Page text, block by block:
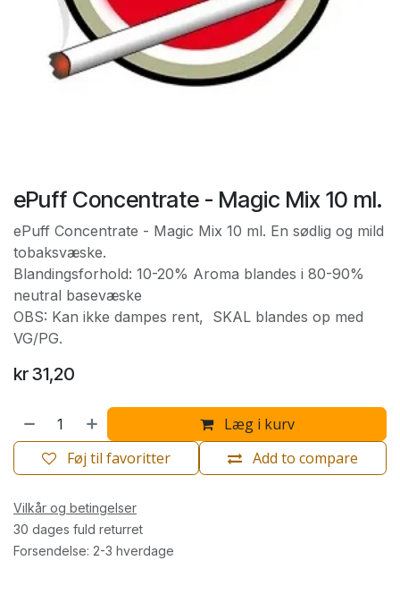
ePuff Concentrate - Magic Mix 10 ml.
ePuff Concentrate - Magic Mix 10 ml. En sødlig og mild
tobaksvæske.
Blandingsforhold: 10-20% Aroma blandes i 80-90%
neutral basevæske
OBS: Kan ikke dampes rent, SKAL blandes op med
VG/PG.
kr31,20
Læg i kurv
Add to compare
Føj til favoritter
Vilkår og betingelser
30 dages fuld returret
Forsendelse: 2-3 hverdage